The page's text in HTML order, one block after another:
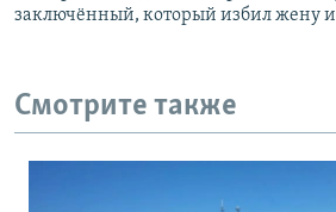
заключённый, который избил жену и
Смотрите также